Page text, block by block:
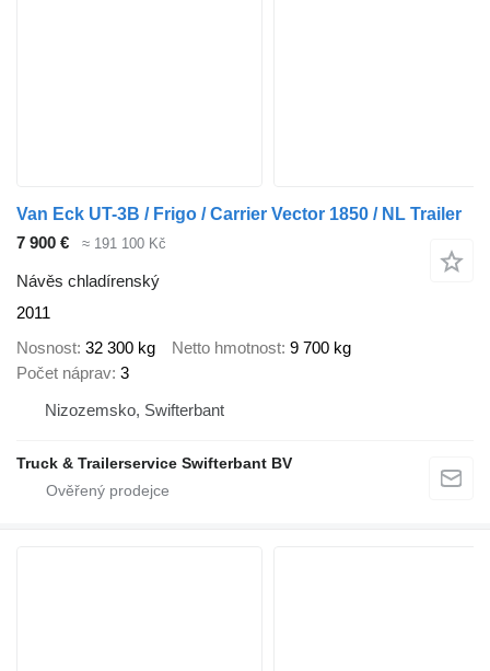
Van Eck UT-3B / Frigo / Carrier Vector 1850 / NL Trailer
7 900 €
≈ 191 100 Kč
Návěs chladírenský
2011
Nosnost 32 300 kg Netto hmotnost 9 700 kg
Počet náprav 3
Nizozemsko, Swifterbant
Truck & Trailerservice Swifterbant BV